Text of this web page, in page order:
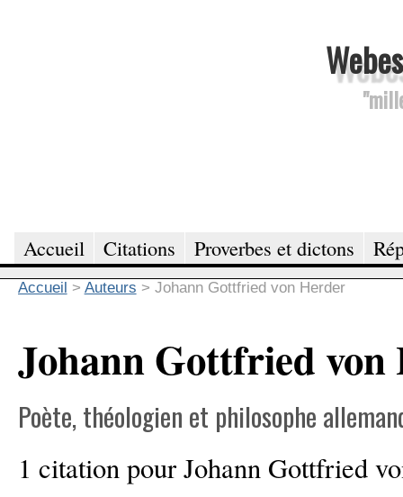
Accueil Citations Proverbes et dictons
Accueil > Auteurs > Johann Gottfried von Herder
Johann Gottfried von
Poète, théologien et philosophe
1 citation pour Johann Gottfried